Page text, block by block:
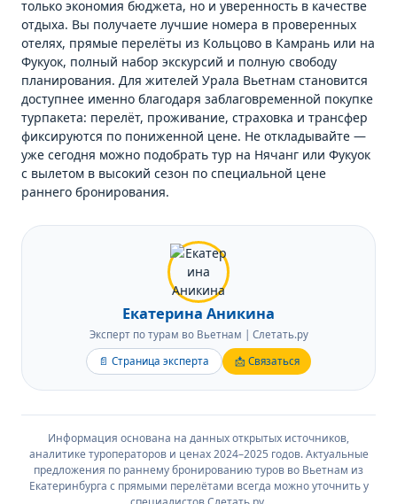
только экономия бюджета, но и уверенность в качестве
отдыха. Вы получаете лучшие номера в проверенных
отелях, прямые перелёты из Кольцово в Камрань или на
Фукуок, полный набор экскурсий и полную свободу
планирования. Для жителей Урала Вьетнам становится
доступнее именно благодаря заблаговременной покупке
турпакета: перелёт, проживание, страховка и трансфер
фиксируются по пониженной цене. Не откладывайте —
уже сегодня можно подобрать тур на Нячанг или Фукуок
с вылетом в высокий сезон по специальной цене
раннего бронирования.
Екатерина Аникина
Эксперт по турам во Вьетнам | Слетать.ру
📄 Страница эксперта 📩 Связаться
Информация основана на данных открытых источников,
аналитике туроператоров и ценах 2024–2025 годов. Актуальные
предложения по раннему бронированию туров во Вьетнам из
Екатеринбурга с прямыми перелётами всегда можно уточнить у